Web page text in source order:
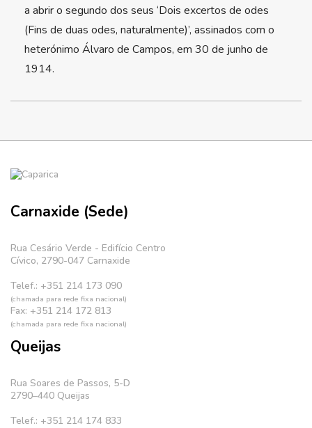
a abrir o segundo dos seus ‘Dois excertos de odes
(Fins de duas odes, naturalmente)’, assinados com o
heterónimo Álvaro de Campos, em 30 de junho de
1914.
Carnaxide (Sede)
Rua Cesário Verde - Edifício Centro
Cívico, 2790-047 Carnaxide
Telef.: +351 214 173 090
(chamada para rede fixa nacional)
Fax: +351 214 172 813
(chamada para rede fixa nacional)
Queijas
Rua Soares de Passos, 5-D
2790–440 Queijas
Telef.: +351 214 174 833